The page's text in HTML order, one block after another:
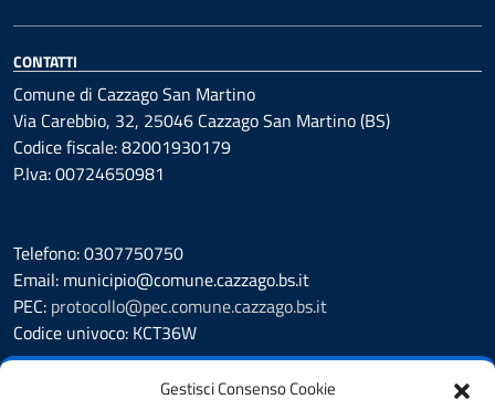
Gestisci Consenso Cookie
CONTATTI
Comune di Cazzago San Martino
Via Carebbio, 32, 25046 Cazzago San Martino (BS)
Codice fiscale: 82001930179
P.Iva: 00724650981
Telefono: 0307750750
Email: municipio@comune.cazzago.bs.it
PEC: protocollo@pec.comune.cazzago.bs.it
Codice univoco: KCT36W
Segnalazione disservizio